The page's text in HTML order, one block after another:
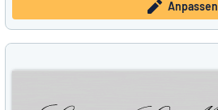
Anpassen